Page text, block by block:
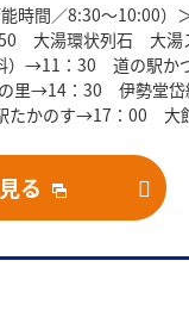
時間／8:30～10:00）
大湯環状列石 大湯
料）→11：30 道の駅
里→14：30 伊勢堂
たかのす→17：00 大
る